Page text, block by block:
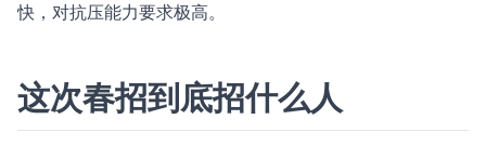
快，对抗压能力要求极高。
这次春招到底招什么人